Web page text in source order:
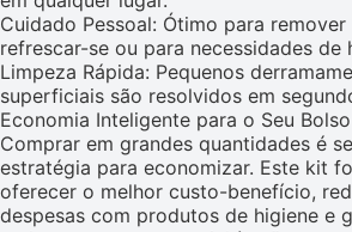
Cuidado Pessoal: Ótimo para remover
refrescar-se ou para necessidades de
Limpeza Rápida: Pequenos
superficiais são resolvidos em
Economia Inteligente para o Seu Bolso
Comprar em grandes quantidades é
estratégia para economizar. Este kit
oferecer o melhor custo-benefício,
despesas com produtos de higiene e